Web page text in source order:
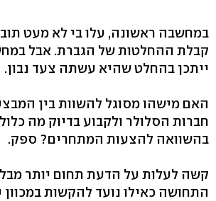
במחשבה ראשונה, עלו בי לא מעט
קבלת ההחלטות של הגברת. אבל
ייתכן בהחלט שהיא עשתה צעד נבון.
האם מישהו מסוגל להשוות בין
חברות הסלולר ולקבוע בדיוק מה
בהשוואה להצעות המתחרים? ספק.
קשה לעלות על הדעת תחום יותר
התחושה כאילו נועד להקשות במכוון